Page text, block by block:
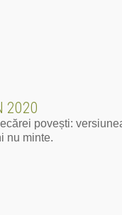
2020
povești:
nu minte.